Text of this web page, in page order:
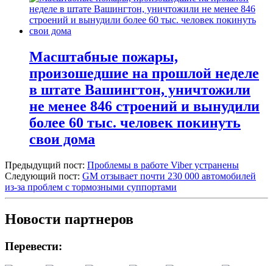
Масштабные пожары,
произошедшие на прошлой неделе
в штате Вашингтон, уничтожили
не менее 846 строений и вынудили
более 60 тыс. человек покинуть
свои дома
Предыдущий пост: Проблемы в работе Viber устранены
Следующий пост: GM отзывает почти 230 000 автомобилей
из-за проблем с тормозными суппортами
Новости партнеров
Перевести: